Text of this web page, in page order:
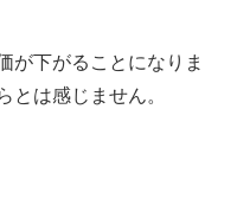
が下がることになりま
とは感じません。